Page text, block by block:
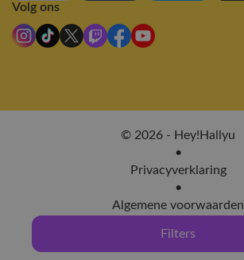
Filters
Volg ons
© 2026 - Hey!Hallyu
•
Privacyverklaring
•
Algemene voorwaarden